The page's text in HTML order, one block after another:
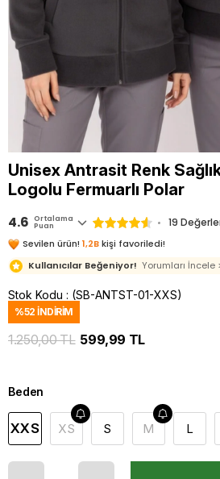
Unisex Antrasit Renk Sağlık
Logolu Fermuarlı Polar
4.6 Ortalama
Puan 19
Sevilen ürün! 1,2Bkişi favoriledi!
Kullanıcılar Beğeniyor! Yorumları İncele
Stok Kodu (SB-ANTST-01-XXS)
%52 İNDIRIM
1.250,00 TL 599,99 TL
Beden
XXS XS S M L